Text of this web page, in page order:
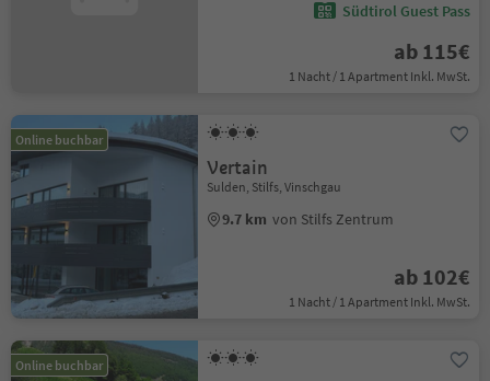
Südtirol Guest Pass
ab 115€
1 Nacht / 1 Apartment Inkl. MwSt.
Online buchbar
Vertain
Sulden, Stilfs, Vinschgau
9.7 km von Stilfs Zentrum
ab 102€
1 Nacht / 1 Apartment Inkl. MwSt.
Online buchbar